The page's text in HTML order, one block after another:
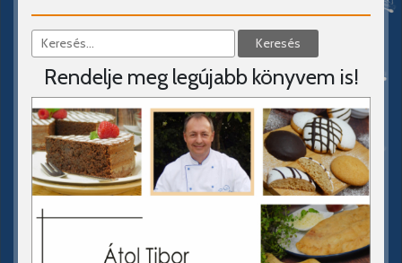
Rendelje meg legújabb könyvem is!